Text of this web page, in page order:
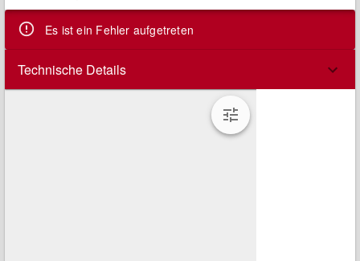
Es ist ein Fehler aufgetreten
Technische Details